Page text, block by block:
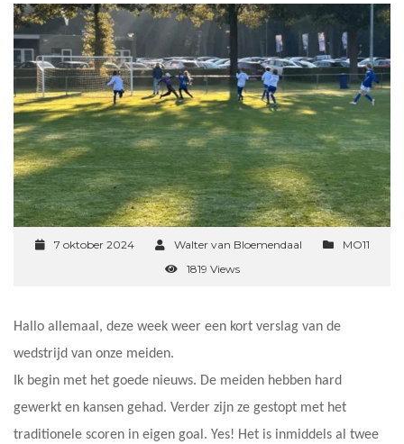
7 oktober 2024 Walter van Bloemendaal
MO11
1819 Views
Hallo allemaal, deze week weer een kort verslag van de
wedstrijd van onze meiden.
Ik begin met het goede nieuws. De meiden hebben hard
gewerkt en kansen gehad. Verder zijn ze gestopt met het
traditionele scoren in eigen goal. Yes! Het is inmiddels al twee